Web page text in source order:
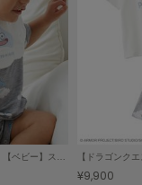
【ドラゴンクエスト】【ベビー】スカラップスタイ
¥9,900